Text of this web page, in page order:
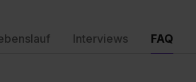
Interviews FAQ